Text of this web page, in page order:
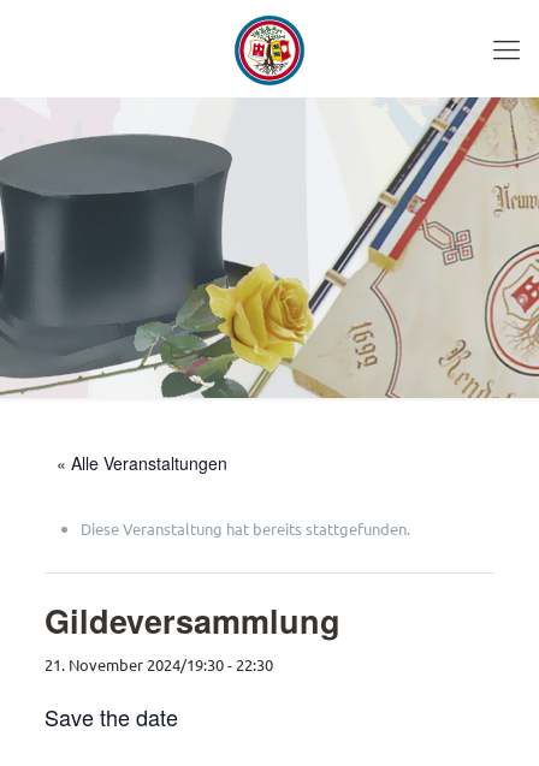
« Alle Veranstaltungen
Diese Veranstaltung hat bereits stattgefunden.
Gildeversammlung
21. November 2024/19:30- 22:30
Save the date